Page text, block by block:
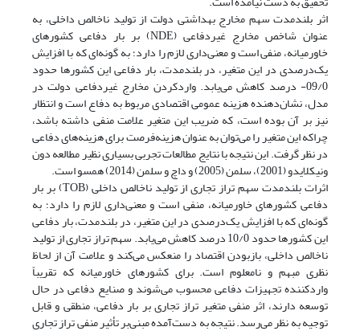
اثر بلندمدت سهم مخارج بهداشتی دولت از تولید ناخالص داخلی، به
عنوان شاخص مخارج غیردفاعی (NDE) بر بار دفاعی کشورهای
خاورمیانه، منفی است و معنی‌داری لازم را دارد؛ به گونه‌ای که با افزایش
یک‌درصدی در این متغیر، در بلندمدت، بار دفاعی این کشورها حدود
09/0- درصد کاهش می‌یابد. وارد‌کردن مخارج غیردفاعی دولت در
مدل، نشان‌دهنده هزینه عمومی اقتصادی مربوط به دفاع است و انتظار
نیز بر آن بوده است، که ضریب این متغیر علامت منفی داشته باشد،
چراکه این متغیر را می‌توان به عنوان هزینه‌فرصت برای هزینه‌های دفاعی
در نظر گرفت. این نتیجه با نتایج مطالعات تجربی بسیاری نظیر مطالعه دون
ونیکلایدو (2001)، سلمن (2005) و داچ و سلمن (2014) همسو است.
اثرات بلندمدت سهم تراز تجاری از تولید ناخالص داخلی (TOB) بر بار
دفاعی کشورهای خاورمیانه، منفی است و معنی‌داری لازم را دارد؛ به
گونه‌ای که با افزایش یک‌درصدی در این متغیر، در بلندمدت، بار دفاعی
این کشورها حدود 10/0 درصد کاهش می‌یابد. سهم تراز تجاری از تولید
ناخالص داخلی، بازبودن اقتصاد را منعکس می‌کند و علامت آن از لحاظ
نظری مبهم و نامعلوم است. برای کشورهای خاورمیانه که تقریباً
واردکننده تجهیزات دفاعی محسوب می‌شوند و صنایع دفاعی در حال
توسعه دارند، اثر منفی متغیر تراز تجاری بر بار دفاعی، منطقی و قابل
توجیه به نظر می‌رسد. نتیجه به دست‌آمده مبنی‌بر تأثیر منفی تراز تجاری